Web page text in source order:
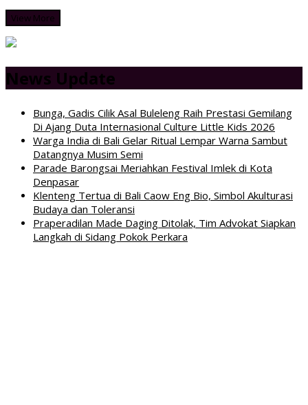
View More
News Update
Bunga, Gadis Cilik Asal Buleleng Raih Prestasi Gemilang
Di Ajang Duta Internasional Culture Little Kids 2026
Warga India di Bali Gelar Ritual Lempar Warna Sambut
Datangnya Musim Semi
Parade Barongsai Meriahkan Festival Imlek di Kota
Denpasar
Klenteng Tertua di Bali Caow Eng Bio, Simbol Akulturasi
Budaya dan Toleransi
Praperadilan Made Daging Ditolak, Tim Advokat Siapkan
Langkah di Sidang Pokok Perkara